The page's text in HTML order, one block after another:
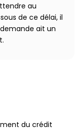
au
de ce délai, il
ait un
du crédit